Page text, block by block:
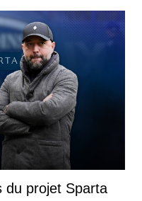
du projet Sparta